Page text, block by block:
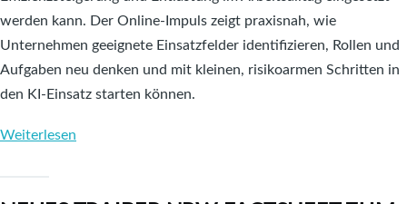
werden kann. Der Online-Impuls zeigt praxisnah, wie
Unternehmen geeignete Einsatzfelder identifizieren, Rollen und
Aufgaben neu denken und mit kleinen, risikoarmen Schritten in
den KI-Einsatz starten können.
Weiterlesen